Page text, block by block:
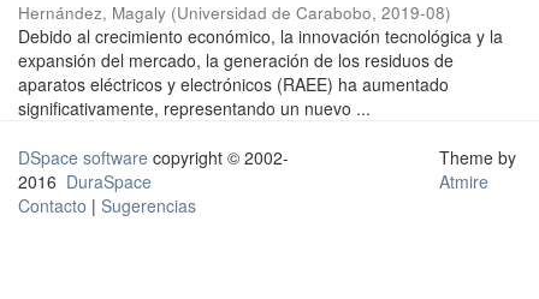
Hernández, Magaly (Universidad de Carabobo, 2019-08)
Debido al crecimiento económico, la innovación tecnológica y la
expansión del mercado, la generación de los residuos de
aparatos eléctricos y electrónicos (RAEE) ha aumentado
significativamente, representando un nuevo ...
DSpace software copyright © 2002-
2016 DuraSpace
Contacto | Sugerencias
Theme by
Atmire